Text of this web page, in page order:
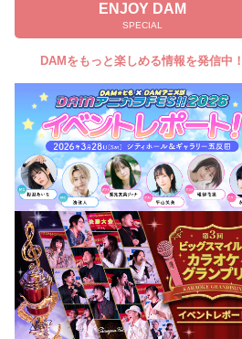
自宅でカラオケ歌い放題！
家族や友達と一緒に！練習にも！
ENJOY DAM
SPECIAL
DAMをもっと楽しめる情報を発信中！